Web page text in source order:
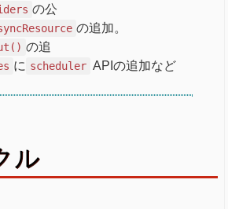
の公
の追加。
の追
に scheduler APIの追加など
ル